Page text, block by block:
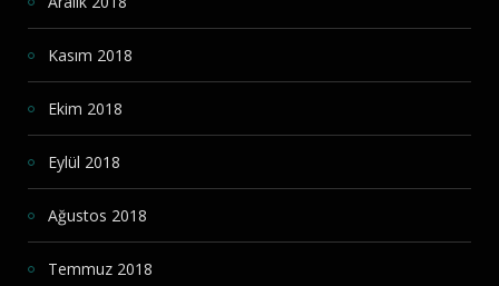
Kasım 2018
Ekim 2018
Eylül 2018
Ağustos 2018
Temmuz 2018